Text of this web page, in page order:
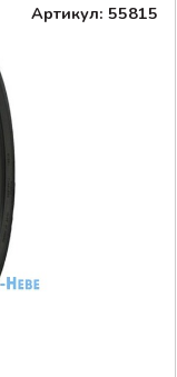
Артикул: 55815